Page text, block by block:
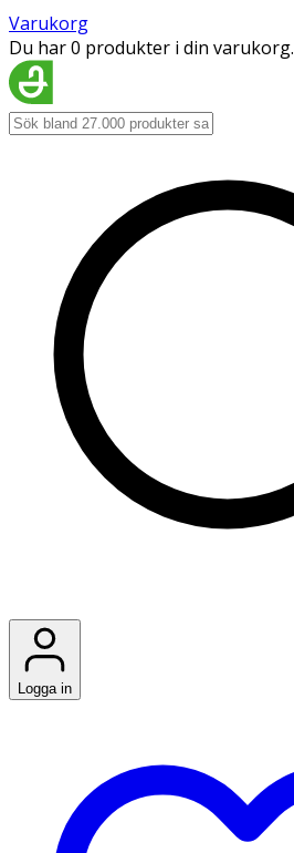
Varukorg
Du har 0 produkter i din varukorg.
Logga in